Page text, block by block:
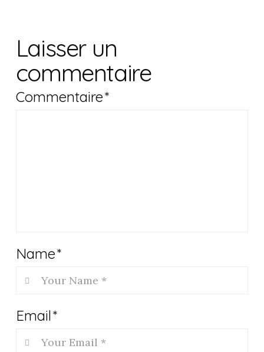
Laisser un
commentaire
Commentaire*
Name*
Email*